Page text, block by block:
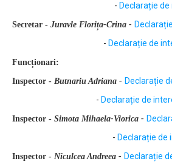
- Declarație
Secretar - Juravle Florița-Crina -
- Declarație de
Funcționari:
Inspector - Butnariu Adriana - Declarație
- Declarație de
Inspector - Simota Mihaela-Viorica -
- Declarație de
Inspector - Niculcea Andreea - Declarație